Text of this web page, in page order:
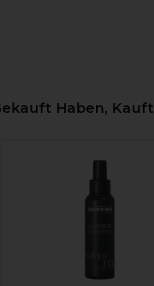
Haben,